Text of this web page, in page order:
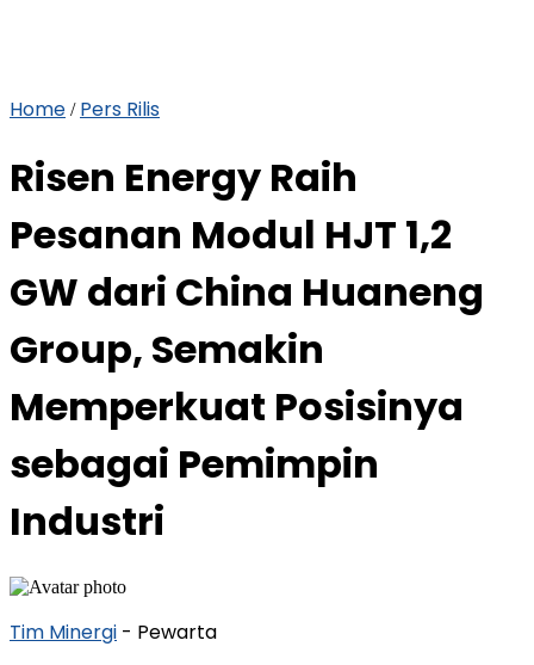
Home / Pers Rilis
Risen Energy Raih
Pesanan Modul HJT 1,2
GW dari China Huaneng
Group, Semakin
Memperkuat Posisinya
sebagai Pemimpin
Industri
Tim Minergi - Pewarta